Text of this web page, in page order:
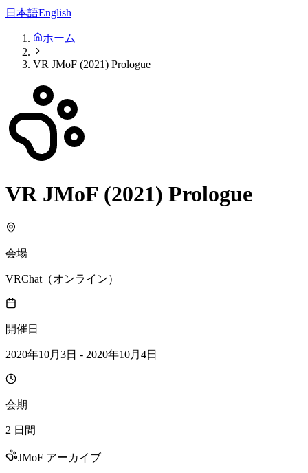
日本語English
ホーム
VR JMoF (2021) Prologue
VR JMoF (2021) Prologue
会場
VRChat（オンライン）
開催日
2020年10月3日 - 2020年10月4日
会期
2 日間
JMoF アーカイブ